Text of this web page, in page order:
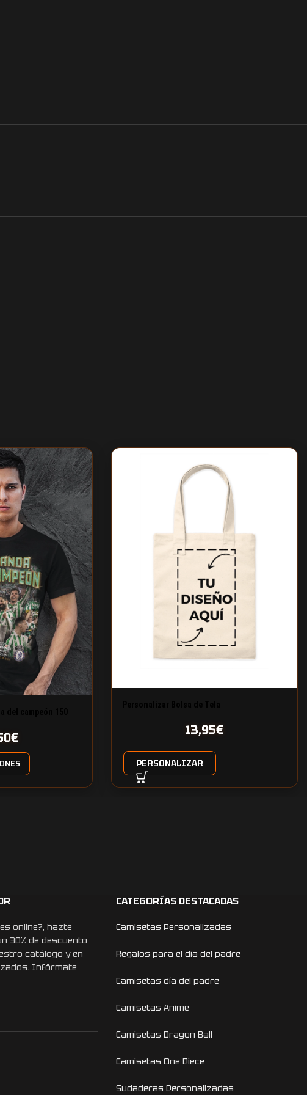
€
13,95€
PERSONALIZAR
online?, hazte
30% de descuento
catálogo y en
Infórmate
CATEGORÍAS DESTACADAS
Camisetas Personalizadas
Regalos para el día del padre
Camisetas día del padre
Camisetas Anime
Camisetas Dragon Ball
Camisetas One Piece
Sudaderas Personalizadas